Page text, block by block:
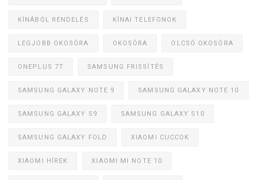
KÍNÁBÓL RENDELÉS KÍNAI TELEFONOK
LEGJOBB OKOSÓRA OKOSÓRA OLCSÓ OKOSÓRA
ONEPLUS 7T SAMSUNG FRISSÍTÉS
SAMSUNG GALAXY NOTE 9 SAMSUNG GALAXY NOTE 10
SAMSUNG GALAXY S9 SAMSUNG GALAXY S10
SAMSUNG GALAXY FOLD XIAOMI CUCCOK
XIAOMI HÍREK XIAOMI MI NOTE 10